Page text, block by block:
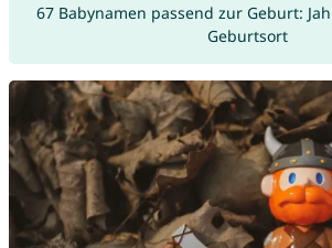
67 Babynamen passend zur Geburt:
Geburtsort